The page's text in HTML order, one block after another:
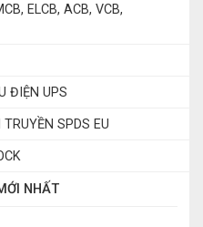
ELCB, ACB, VCB,
ĐIỆN UPS
SPDS EU
NHẤT